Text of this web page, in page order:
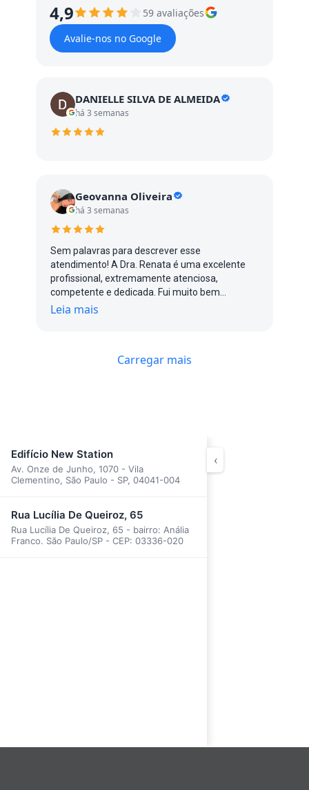
4,9
59 avaliações
Avalie-nos no Google
DANIELLE SILVA DE ALMEIDA
há 3 semanas
Geovanna Oliveira
há 3 semanas
Sem palavras para descrever esse
atendimento! A Dra. Renata é uma excelente
profissional, extremamente atenciosa,
competente e dedicada. Fui muito bem
atendida do início ao fim, com um cuidado e
Leia mais
Carregar mais
Edifício New Station
Av. Onze de Junho, 1070 - Vila
Clementino, São Paulo - SP, 04041-004
Rua Lucília De Queiroz, 65
Rua Lucília De Queiroz, 65 - bairro: Anália
Franco. São Paulo/SP - CEP: 03336-020
‹